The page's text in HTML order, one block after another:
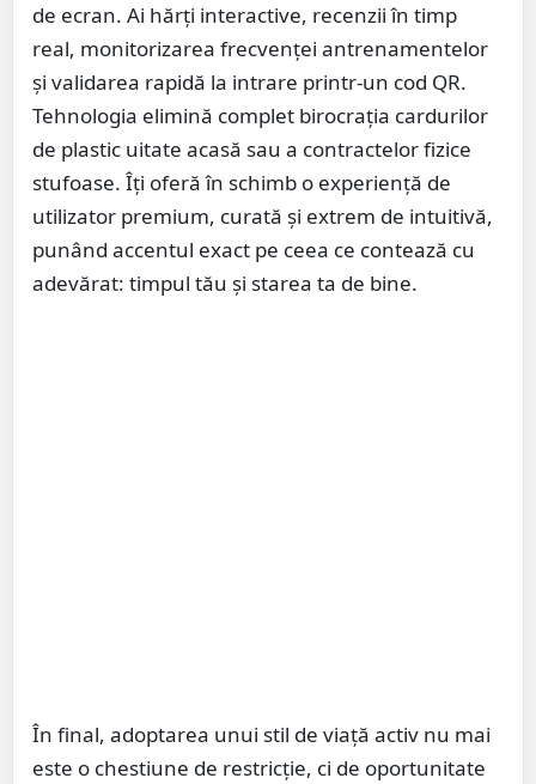
de ecran. Ai hărți interactive, recenzii în timp
real, monitorizarea frecvenței antrenamentelor
și validarea rapidă la intrare printr-un cod QR.
Tehnologia elimină complet birocrația cardurilor
de plastic uitate acasă sau a contractelor fizice
stufoase. Îți oferă în schimb o experiență de
utilizator premium, curată și extrem de intuitivă,
punând accentul exact pe ceea ce contează cu
adevărat: timpul tău și starea ta de bine.
În final, adoptarea unui stil de viață activ nu mai
este o chestiune de restricție, ci de oportunitate